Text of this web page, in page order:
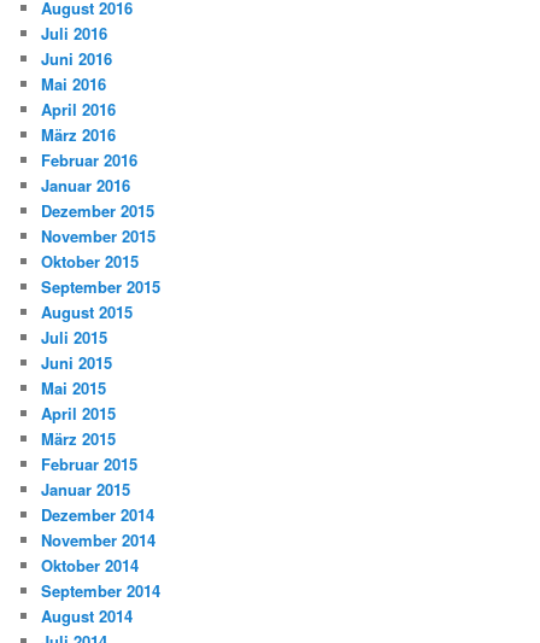
August 2016
Juli 2016
Juni 2016
Mai 2016
April 2016
März 2016
Februar 2016
Januar 2016
Dezember 2015
November 2015
Oktober 2015
September 2015
August 2015
Juli 2015
Juni 2015
Mai 2015
April 2015
März 2015
Februar 2015
Januar 2015
Dezember 2014
November 2014
Oktober 2014
September 2014
August 2014